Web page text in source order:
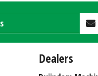
Dealers